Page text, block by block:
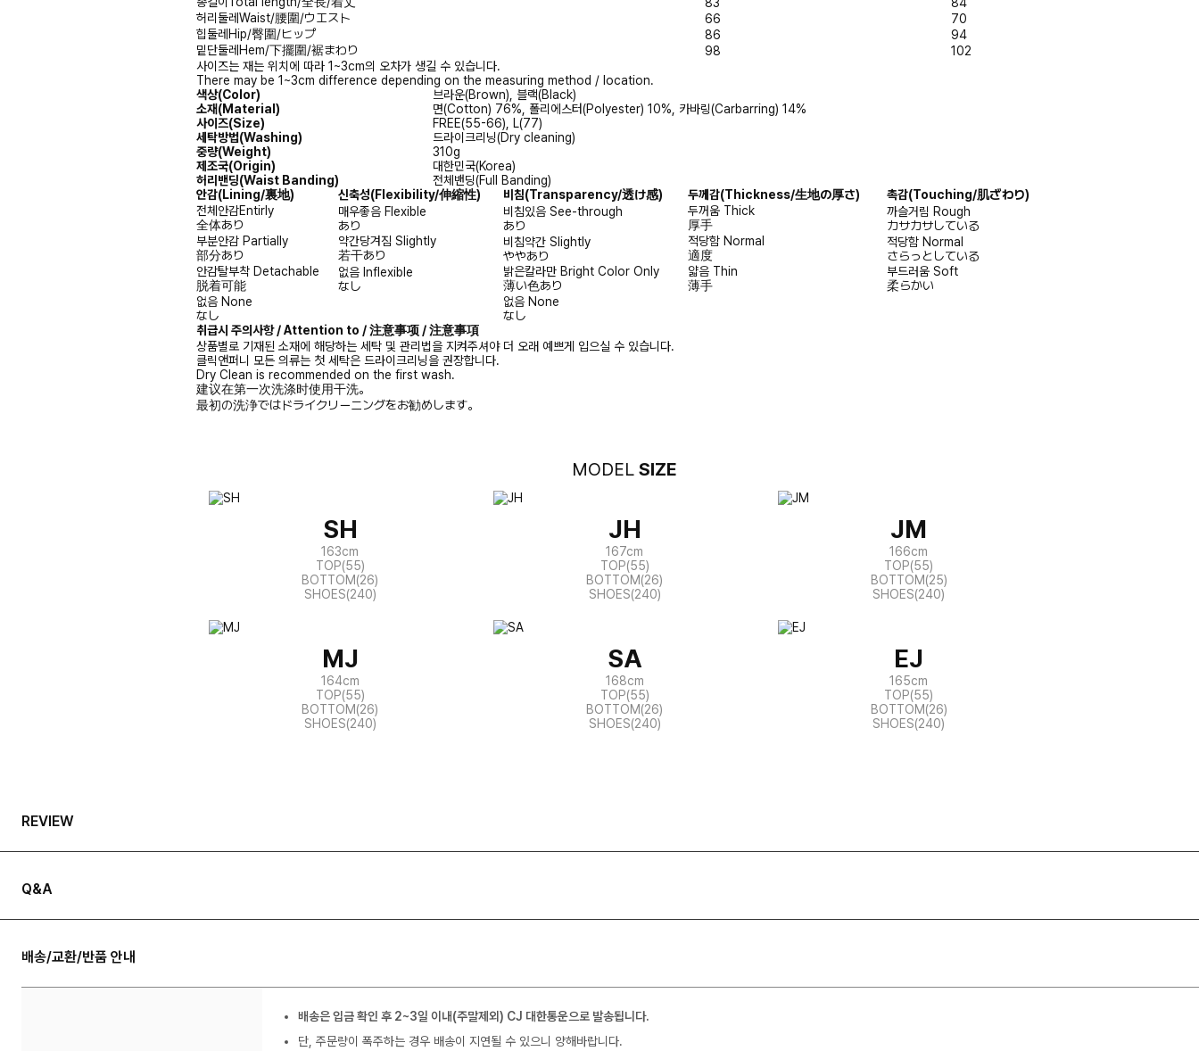
83
84
허리둘레Waist/腰圍/ウエスト 66
70
힙둘레 Hip/臀圍/ヒップ 86
94
밑단둘레 Hem/下擺圍/裾まわり 98
102
사이즈는 재는 위치에 따라 1~3cm의 오차가 생길 수 있습니다.
There may be 1~3cm difference depending on the measuring method / location.
색상(Color)
브라운(Brown), 블랙(Black)
소재(Material)
면(Cotton) 76%, 폴리에스터(Polyester) 10%, 카바링(Carbarring) 14%
사이즈(Size)
FREE(55-66), L(77)
세탁방법(Washing)
드라이크리닝(Dry cleaning)
중량(Weight)
310g
제조국(Origin)
대한민국(Korea)
허리밴딩(Waist Banding)
전체밴딩(Full Banding)
안감(Lining/裏地) 신축성(Flexibility/伸縮性) 비침(Transparency/透け感) 두께감(Thickness/生地の厚さ) 촉감(Touching/肌ざわり)
전체안감Entirly
全体あり
매우좋음 Flexible
あり
비침있음 See-through
あり
두꺼움 Thick
厚手
까슬거림 Rough
カサカサしている
부분안감 Partially
部分あり
약간당겨짐 Slightly
若干あり
비침약간 Slightly
ややあり
적당함 Normal
適度
적당함 Normal
さらっとしている
안감탈부착 Detachable
脱着可能
없음 Inflexible
なし
밝은칼라만 Bright Color Only
薄い色あり
얇음 Thin
薄手
부드러움 Soft
柔らかい
없음 None
なし
없음 None
なし
취급시 주의사항 / Attention to / 注意事项 / 注意事項
상품별로 기재된 소재에 해당하는 세탁 및 관리법을 지켜주셔야 더 오래 예쁘게 입으실 수 있습니다.
클릭앤퍼니 모든 의류는 첫 세탁은 드라이크리닝을 권장합니다.
Dry Clean is recommended on the first wash.
建议在第一次洗涤时使用干洗。
最初の洗浄ではドライクリーニングをお勧めします。
MODEL SIZE
SH
163cm
TOP(55)
BOTTOM(26)
SHOES(240)
JH
167cm
TOP(55)
BOTTOM(26)
SHOES(240)
JM
166cm
TOP(55)
BOTTOM(25)
SHOES(240)
MJ
164cm
TOP(55)
BOTTOM(26)
SHOES(240)
SA
168cm
TOP(55)
BOTTOM(26)
SHOES(240)
EJ
165cm
TOP(55)
BOTTOM(26)
SHOES(240)
REVIEW
Q&A
배송/교환/반품 안내
배송은 입금 확인 후 2~3일 이내(주말제외) CJ 대한통운으로 발송됩니다.
단, 주문량이 폭주하는 경우 배송이 지연될 수 있으니 양해바랍니다.